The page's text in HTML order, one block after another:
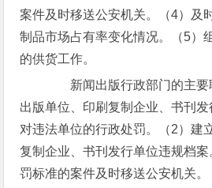
案件及时移送公安机关。（4）及
制品市场占有率变化情况。（5）
的供货工作。
新闻出版行政部门的主要
出版单位、印刷复制企业、书刊
对违法单位的行政处罚。（2）建
复制企业、书刊发行单位违规档
罚标准的案件及时移送公安机关